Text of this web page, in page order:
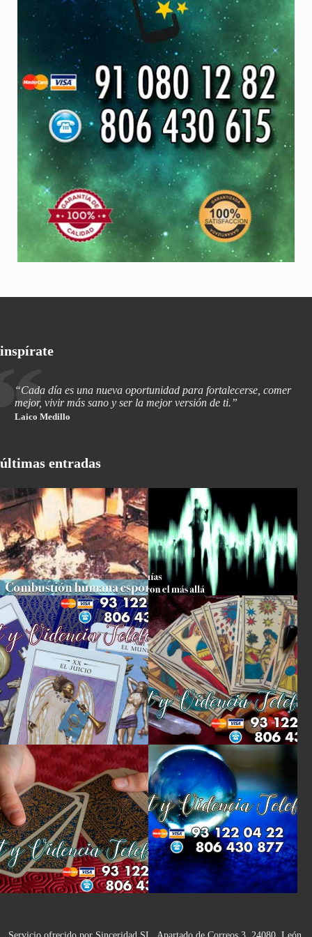
inspírate
“Cada día es una nueva oportunidad para fortalecerse, comer
mejor, vivir más sano y ser la mejor versión de ti.”
Laico Medillo
últimas entradas